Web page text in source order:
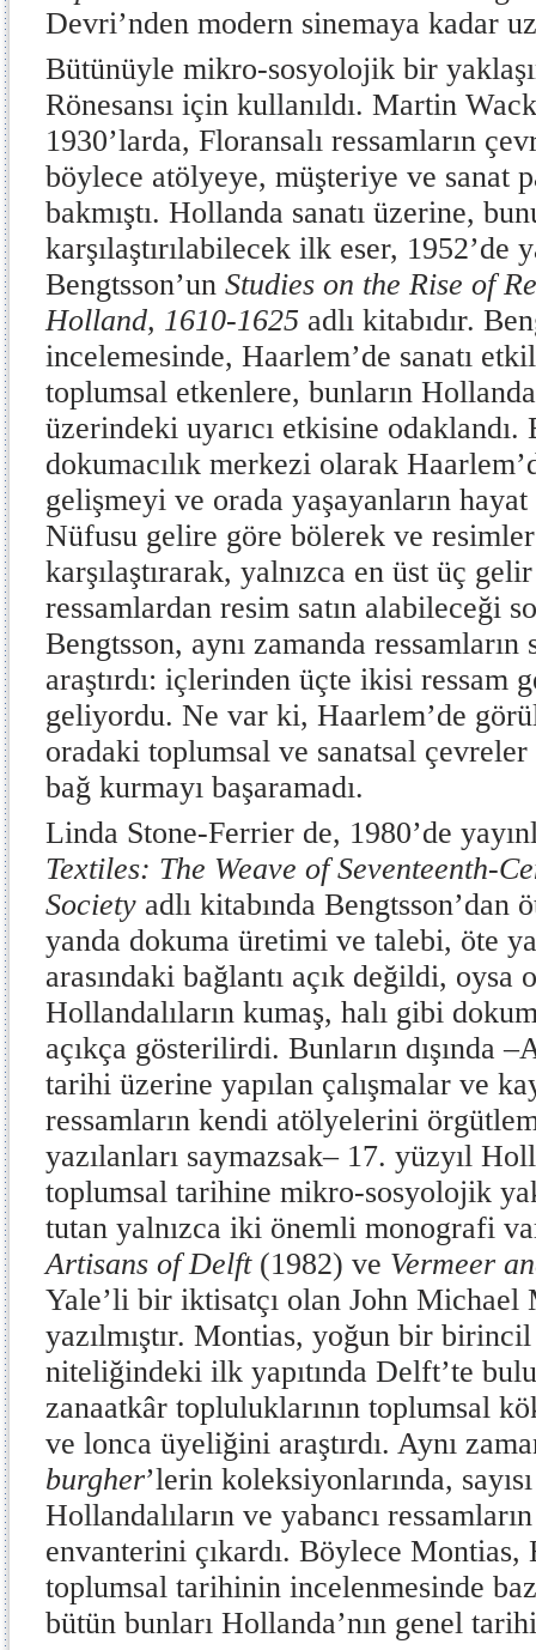
Devri’nden modern sinemaya kadar
Bütünüyle mikro-sosyolojik bir
Rönesansı için kullanıldı. Martin
1930’larda, Floransalı ressamların
böylece atölyeye, müşteriye ve sanat
bakmıştı. Hollanda sanatı üzerine,
karşılaştırılabilecek ilk eser, 1952’de
Bengtsson’un Studies on the Rise of
Holland, 1610-1625 adlı kitabıdır.
incelemesinde, Haarlem’de sanatı
toplumsal etkenlere, bunların
üzerindeki uyarıcı etkisine odaklandı.
dokumacılık merkezi olarak
gelişmeyi ve orada yaşayanların hayat
Nüfusu gelire göre bölerek ve
karşılaştırarak, yalnızca en üst üç
ressamlardan resim satın alabileceği
Bengtsson, aynı zamanda
araştırdı: içlerinden üçte ikisi ressam
geliyordu. Ne var ki, Haarlem’de
oradaki toplumsal ve sanatsal çevreler
bağ kurmayı başaramadı.
Linda Stone-Ferrier de, 1980’de
Textiles: The Weave of Seventeenth-
Society adlı kitabında Bengtsson’dan
yanda dokuma üretimi ve talebi, öte
arasındaki bağlantı açık değildi, oysa
Hollandalıların kumaş, halı gibi
açıkça gösterilirdi. Bunların dışında
tarihi üzerine yapılan çalışmalar ve
ressamların kendi atölyelerini
yazılanları saymazsak– 17. yüzyıl
toplumsal tarihine mikro-sosyolojik
tutan yalnızca iki önemli monografi
Artisans of Delft(1982) ve Vermeer
Yale’li bir iktisatçı olan John Michael
yazılmıştır. Montias, yoğun bir birincil
niteliğindeki ilk yapıtında Delft’te
zanaatkâr topluluklarının toplumsal
ve lonca üyeliğini araştırdı. Aynı
burgher’lerin koleksiyonlarında,
Hollandalıların ve yabancı
envanterini çıkardı. Böylece
toplumsal tarihinin incelenmesinde
bütün bunları Hollanda’nın genel